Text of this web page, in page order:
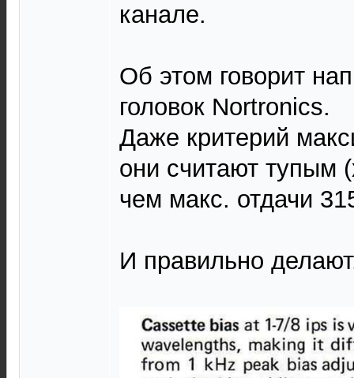
канале.
Об этом говорит
головок Nortronics.
Даже критерий
они считают тупым
чем макс. отдачи
И правильно